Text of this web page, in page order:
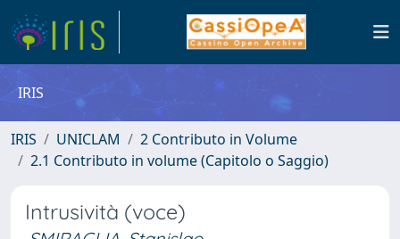
IRIS
IRIS UNICLAM
2 Contributo in Volume
2.1 Contributo in volume (Capitolo o Saggio)
Intrusività (voce)